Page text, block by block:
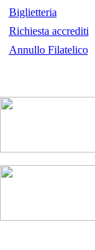
Biglietteria
Richiesta accrediti
Annullo Filatelico